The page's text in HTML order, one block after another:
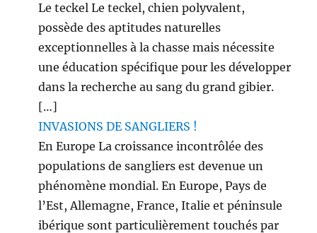
Le teckel Le teckel, chien polyvalent,
possède des aptitudes naturelles
exceptionnelles à la chasse mais nécessite
une éducation spécifique pour les développer
dans la recherche au sang du grand gibier.
[…]
INVASIONS DE SANGLIERS !
En Europe La croissance incontrôlée des
populations de sangliers est devenue un
phénomène mondial. En Europe, Pays de
l’Est, Allemagne, France, Italie et péninsule
ibérique sont particulièrement touchés par